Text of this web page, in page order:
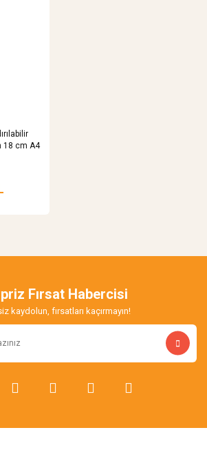
18 cm A4
Fırsat Habercisi
kaydolun, fırsatları kaçırmayın!